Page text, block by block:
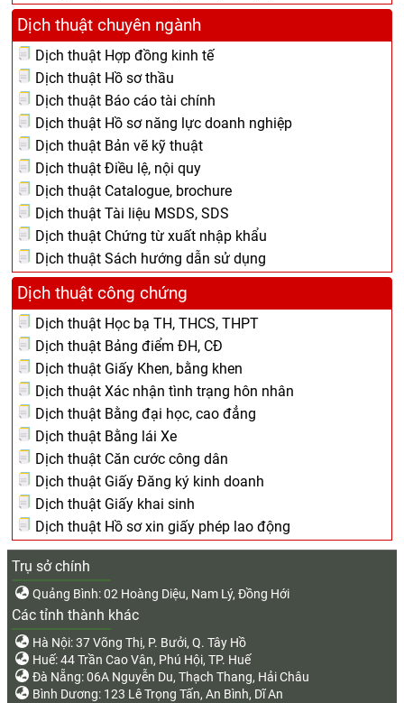
Dịch thuật chuyên ngành
Dịch thuật Hợp đồng kinh tế
Dịch thuật Hồ sơ thầu
Dịch thuật Báo cáo tài chính
Dịch thuật Hồ sơ năng lực doanh nghiệp
Dịch thuật Bản vẽ kỹ thuật
Dịch thuật Điều lệ, nội quy
Dịch thuật Catalogue, brochure
Dịch thuật Tài liệu MSDS, SDS
Dịch thuật Chứng từ xuất nhập khẩu
Dịch thuật Sách hướng dẫn sử dụng
Dịch thuật công chứng
Dịch thuật Học bạ TH, THCS, THPT
Dịch thuật Bảng điểm ĐH, CĐ
Dịch thuật Giấy Khen, bằng khen
Dịch thuật Xác nhận tình trạng hôn nhân
Dịch thuật Bằng đại học, cao đẳng
Dịch thuật Bằng lái Xe
Dịch thuật Căn cước công dân
Dịch thuật Giấy Đăng ký kinh doanh
Dịch thuật Giấy khai sinh
Dịch thuật Hồ sơ xin giấy phép lao động
Trụ sở chính
Quảng Bình: 02 Hoàng Diệu, Nam Lý, Đồng Hới
Các tỉnh thành khác
Hà Nội: 37 Võng Thị, P. Bưởi, Q. Tây Hồ
Huế: 44 Trần Cao Vân, Phú Hội, TP. Huế
Đà Nẵng: 06A Nguyễn Du, Thạch Thang, Hải Châu
Bình Dương: 123 Lê Trọng Tấn, An Bình, Dĩ An